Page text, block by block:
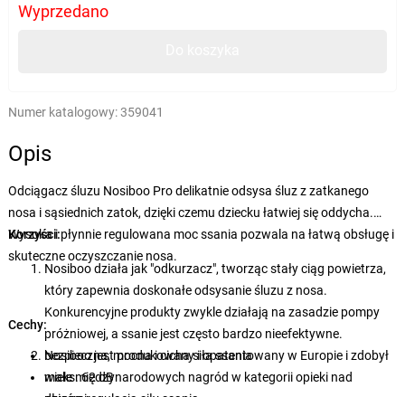
Wyprzedano
Numer katalogowy:359041
Opis
Odciągacz śluzu Nosiboo Pro delikatnie odsysa śluz z zatkanego
nosa i sąsiednich zatok, dzięki czemu dziecku łatwiej się oddycha.
Wysoka i płynnie regulowana moc ssania pozwala na łatwą obsługę i
skuteczne oczyszczanie nosa.
Korzyści:
Nosiboo działa jak "odkurzacz", tworząc stały ciąg powietrza,
który zapewnia doskonałe odsysanie śluzu z nosa.
Konkurencyjne produkty zwykle działają na zasadzie pompy
próżniowej, a ssanie jest często bardzo nieefektywne.
Nosiboo jest produkowany i opatentowany w Europie i zdobył
wiele międzynarodowych nagród w kategorii opieki nad
Cechy:
bezpieczna, mocna i cicha siła ssania
maks. 62 dB